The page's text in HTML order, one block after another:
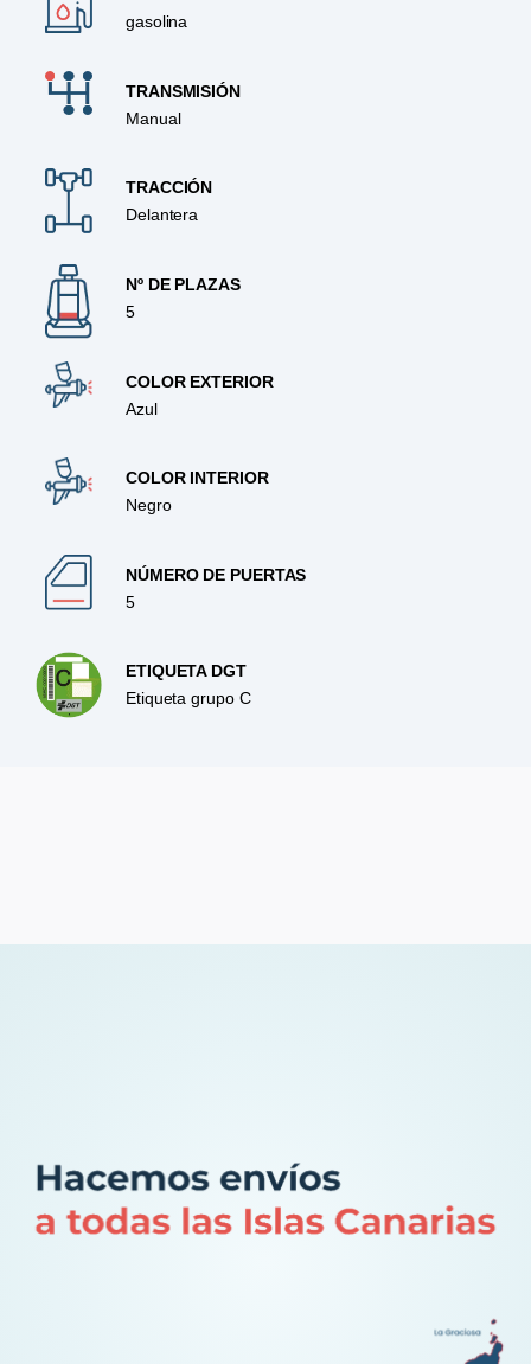
gasolina
TRANSMISIÓN
Manual
TRACCIÓN
Delantera
Nº DE PLAZAS
5
COLOR EXTERIOR
Azul
COLOR INTERIOR
Negro
NÚMERO DE PUERTAS
5
ETIQUETA DGT
Etiqueta grupo C